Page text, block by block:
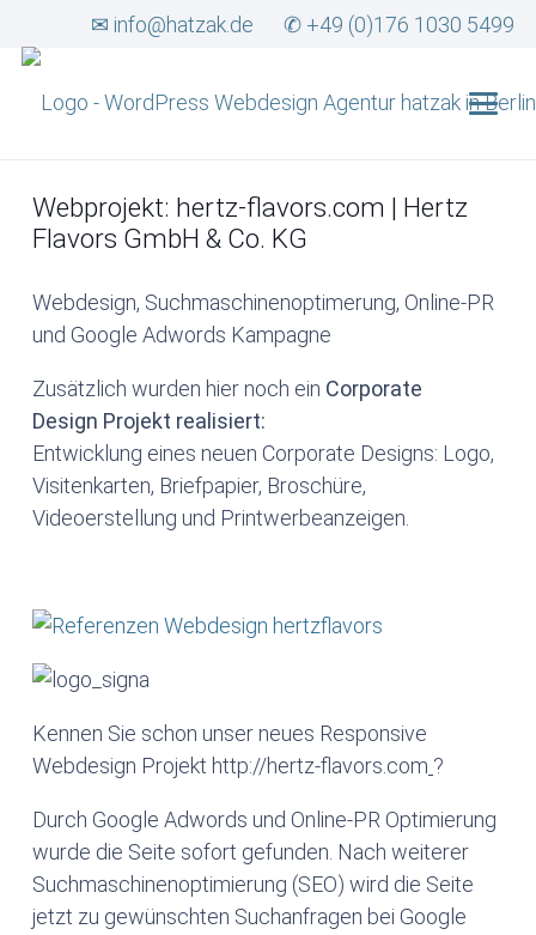
✉ info@hatzak.de ✆ +49 (0)176 1030 5499
Webprojekt: hertz-flavors.com | Hertz
Flavors GmbH & Co. KG
Webdesign, Suchmaschinenoptimerung, Online-PR
und Google Adwords Kampagne
Zusätzlich wurden hier noch ein Corporate
Design Projekt realisiert:
Entwicklung eines neuen Corporate Designs: Logo,
Visitenkarten, Briefpapier, Broschüre,
Videoerstellung und Printwerbeanzeigen.
Kennen Sie schon unser neues Responsive
Webdesign Projekt http://hertz-flavors.com ?
Durch Google Adwords und Online-PR Optimierung
wurde die Seite sofort gefunden. Nach weiterer
Suchmaschinenoptimierung (SEO) wird die Seite
jetzt zu gewünschten Suchanfragen bei Google